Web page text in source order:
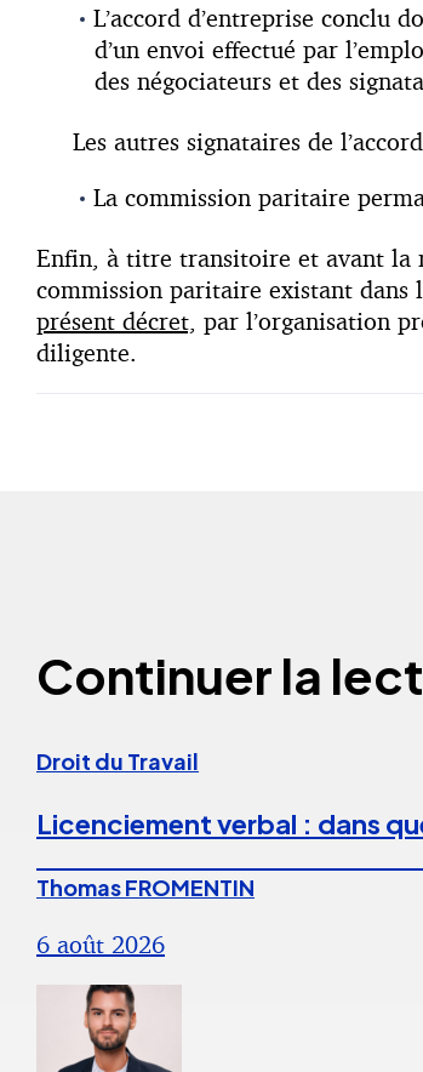
L’accord d’entreprise conclu
d’un envoi effectué par
des négociateurs et des
Les autres signataires de
La commission paritaire
Enfin, à titre transitoire et avant la
commission paritaire existant dans
présent décret, par l’organisation
diligente.
Continuer la
Droit du Travail
Licenciement verbal : dans
Thomas FROMENTIN
6 août 2026